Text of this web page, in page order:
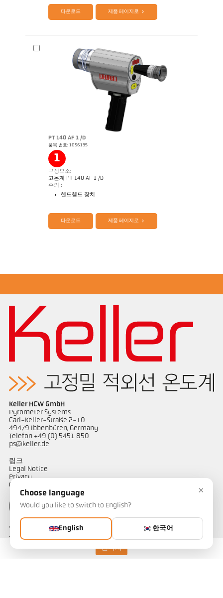
연락처
Application Note CellaInduction
다운로드 제품 페이지로
PT 140 AF 1 /D
품목 번호: 1056135
1
구성요소:
고온계 PT 140 AF 1 /D
주의 :
핸드헬드 장치
제품 카다로그 CellaPort PT
Application Note CellaInduction
다운로드 제품 페이지로
Keller HCW GmbH
Pyrometer Systems
Carl-Keller-Straße 2-10
49479 Ibbenbüren, Germany
Telefon +49 (0) 5451 850
ps@keller.de
링크
Legal Notice
Privacy
GTC
연락하다
온도 측정 솔루션에 대해 궁금한 점이 있으신가요? 저희 팀이 기꺼이
×
Choose language
Would you like to switch to English?
English 한국어